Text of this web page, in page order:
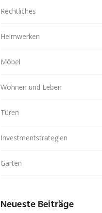
Rechtliches
Heimwerken
Möbel
Wohnen und Leben
Türen
Investmentstrategien
Garten
Neueste Beiträge